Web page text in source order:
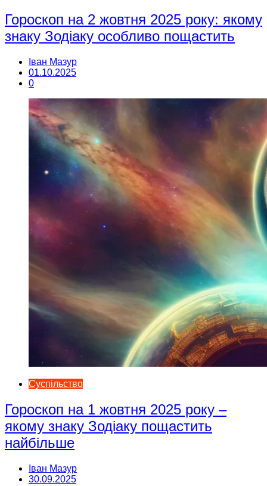
Гороскоп на 2 жовтня 2025 року: якому
знаку Зодіаку особливо пощастить
Іван Мазур
01.10.2025
0
Суспільство
Гороскоп на 1 жовтня 2025 року –
якому знаку Зодіаку пощастить
найбільше
Іван Мазур
30.09.2025